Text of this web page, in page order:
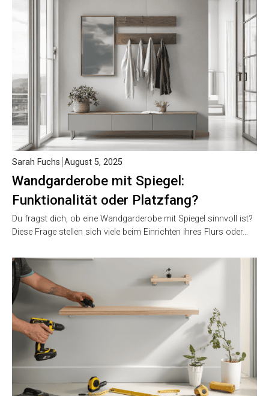
Wandgarderobe mit Spiegel:
Funktionalität oder Platzfang?
Sarah Fuchs August 5, 2025
Du fragst dich, ob eine Wandgarderobe mit Spiegel sinnvoll ist?
Diese Frage stellen sich viele beim Einrichten ihres Flurs oder…